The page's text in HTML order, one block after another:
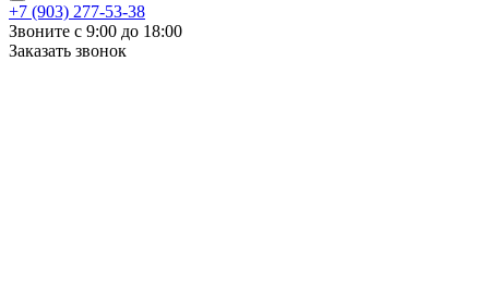
+7 (903) 277-53-38
Звоните с 9:00 до 18:00
Заказать звонок